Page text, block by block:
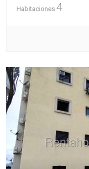
Habitaciones 4